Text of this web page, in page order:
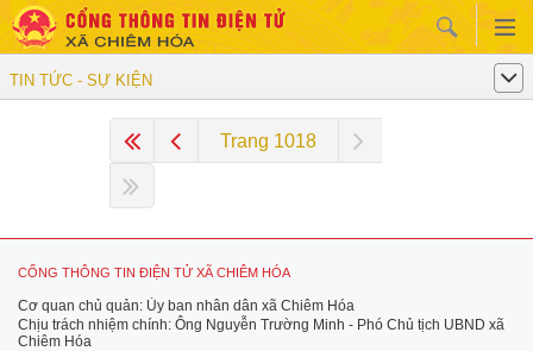
TIN TỨC - SỰ KIỆN
Trang 1018
CỔNG THÔNG TIN ĐIỆN TỬ XÃ CHIÊM HÓA
Cơ quan chủ quản: Ủy ban nhân dân xã Chiêm Hóa
Chịu trách nhiệm chính: Ông Nguyễn Trường Minh - Phó Chủ tịch UBND xã
Chiêm Hóa